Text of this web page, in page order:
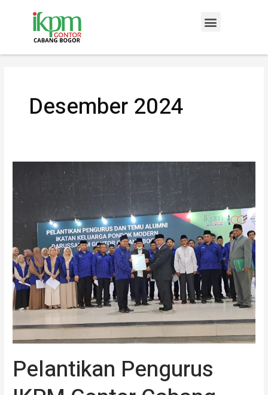
Menu
Desember 2024
Pelantikan Pengurus
IKPM
Cabang
Bogor
Periode
2024-
2029